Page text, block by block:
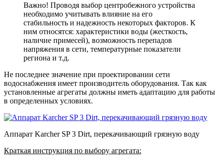
Важно! Проводя выбор центробежного устройства
необходимо учитывать влияние на его
стабильность и надежность некоторых факторов. К
ним относятся: характеристики воды (жесткость,
наличие примесей), возможность перепадов
напряжения в сети, температурные показатели
региона и т.д.
Не последнее значение при проектировании сети
водоснабжения имеет производитель оборудования. Так как
установленные агрегаты должны иметь адаптацию для работы
в определенных условиях.
Аппарат Karcher SP 3 Dirt, перекачивающий грязную воду
Краткая инструкция по выбору агрегата: